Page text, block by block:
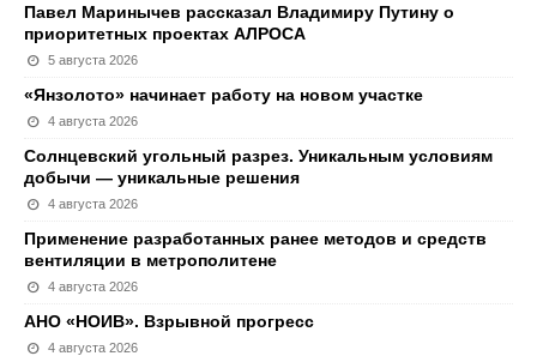
Павел Маринычев рассказал Владимиру Путину о
приоритетных проектах АЛРОСА
5 августа 2026
«Янзолото» начинает работу на новом участке
4 августа 2026
Солнцевский угольный разрез. Уникальным условиям
добычи — уникальные решения
4 августа 2026
Применение разработанных ранее методов и средств
вентиляции в метрополитене
4 августа 2026
АНО «НОИВ». Взрывной прогресс
4 августа 2026